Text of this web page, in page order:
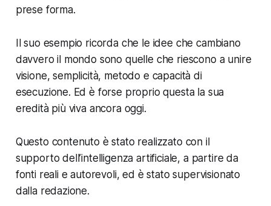
prese forma.
Il suo esempio ricorda che le idee che cambiano
davvero il mondo sono quelle che riescono a unire
visione, semplicità, metodo e capacità di
esecuzione. Ed è forse proprio questa la sua
eredità più viva ancora oggi.
Questo contenuto è stato realizzato con il
supporto dell’intelligenza artificiale, a partire da
fonti reali e autorevoli, ed è stato supervisionato
dalla redazione.